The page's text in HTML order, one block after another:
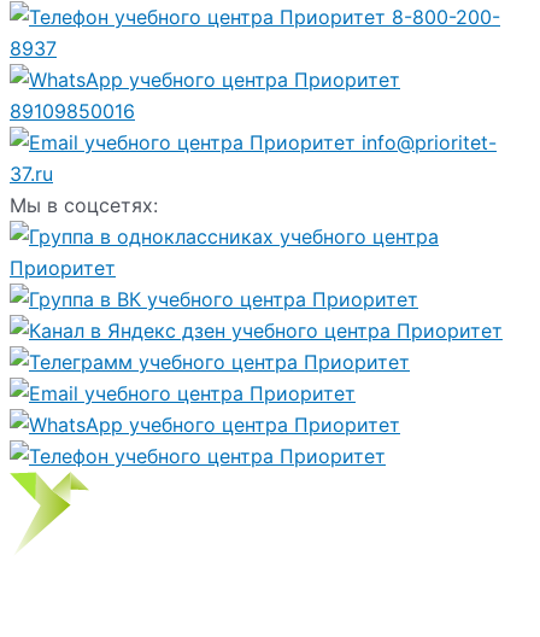
8-800-200-
8937
89109850016
info@prioritet-
37.ru
Мы в соцсетях: